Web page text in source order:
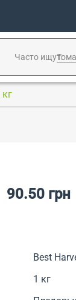
Часто ищут:
90.50 грн
Best
1 кг